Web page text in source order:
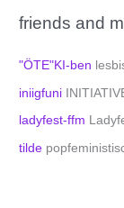
friends and
"ÖTE"KI-ben
iniigfuni
ladyfest-ffm
tilde